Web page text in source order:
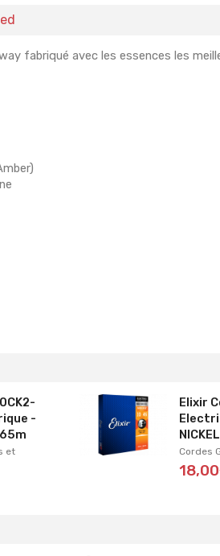
fabriqué avec les essences les
-
et
Elixir
Cordes